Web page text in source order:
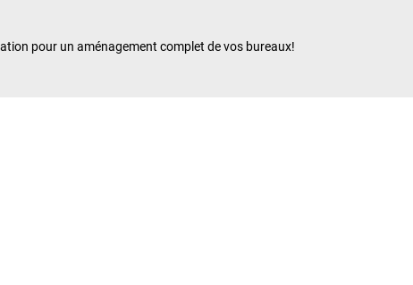
pour un aménagement complet de vos bureaux!